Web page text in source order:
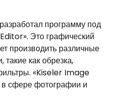
программу под
Это графический
производить различные
как обрезка,
«Kiseler Image
в сфере фотографии и